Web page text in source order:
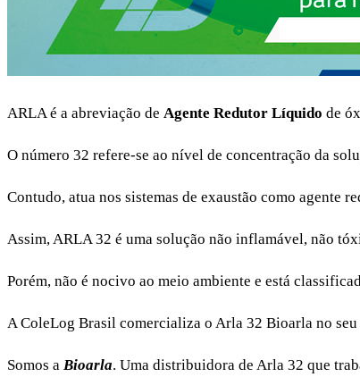
ARLA é a abreviação de Agente Redutor Líquido de
O número 32 refere-se ao nível de concentração da
Contudo, atua nos sistemas de exaustão como agente
Assim, ARLA 32 é uma solução não inflamável, não
Porém, não é nocivo ao meio ambiente e está
A ColeLog Brasil comercializa o Arla 32 Bioarla no
Somos a Bioarla. Uma distribuidora de Arla 32 que